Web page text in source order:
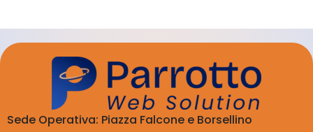
Sede Operativa: Piazza Falcone e Borsellino